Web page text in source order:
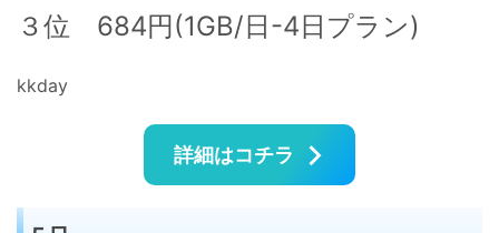
３位 684円(1GB/日-4日プラン)
kkday
詳細はコチラ